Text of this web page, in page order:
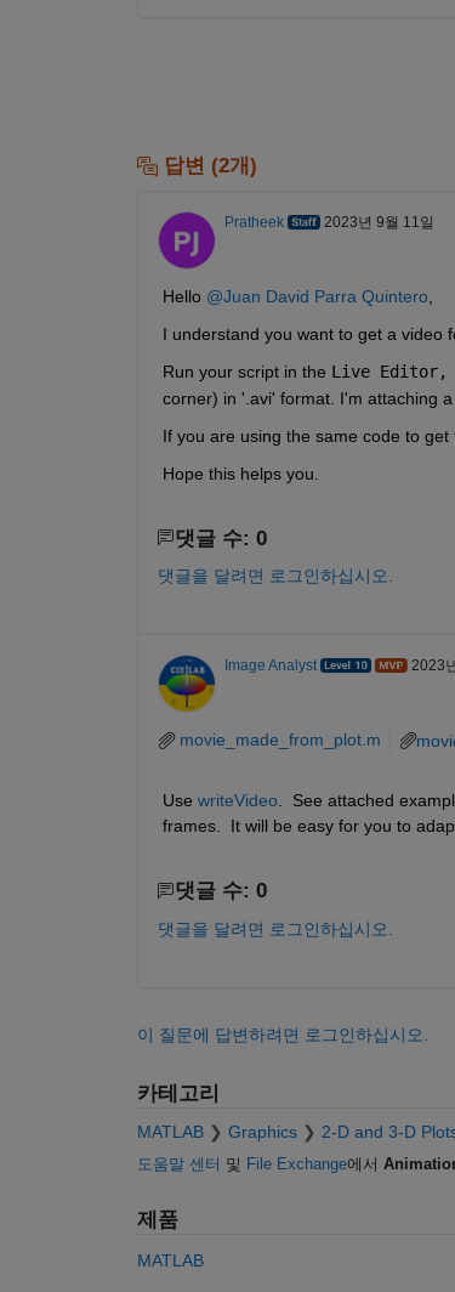
답변 (2개)
Pratheek 2023년 9월 11일
Hello @Juan David Parra Quintero
I understand you want to get a video
Run your script in the Live Editor,
corner) in '.avi' format. I'm attaching
If you are using the same code to
Hope this helps you.
댓글 수: 0
댓글을 달려면 로그인하십시오.
Image Analyst 2023
movie_made_from_plot.m
Use writeVideo.  See attached
frames.  It will be easy for you to
댓글 수: 0
댓글을 달려면 로그인하십시오.
이 질문에 답변하려면 로그인하십시오.
카테고리
MATLAB Graphics 2-D and 3-D
도움말 센터 및 File Exchange에서
제품
MATLAB